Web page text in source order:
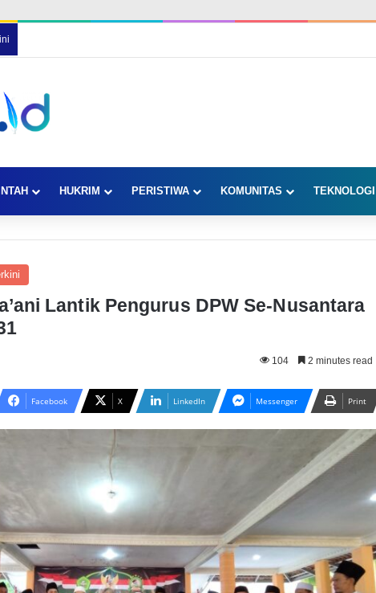
HUKRIM PERISTIWA KOMUNITAS TEKNOLOGI
Lantik Pengurus DPW Se-Nusantara
104 2 minutes read
Facebook X LinkedIn Messenger Print